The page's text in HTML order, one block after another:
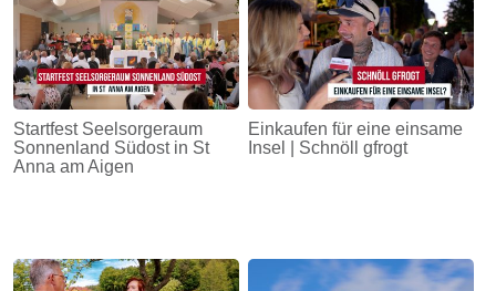
Startfest Seelsorgeraum
Sonnenland Südost in St
Anna am Aigen
Einkaufen für eine einsame
Insel | Schnöll gfrogt